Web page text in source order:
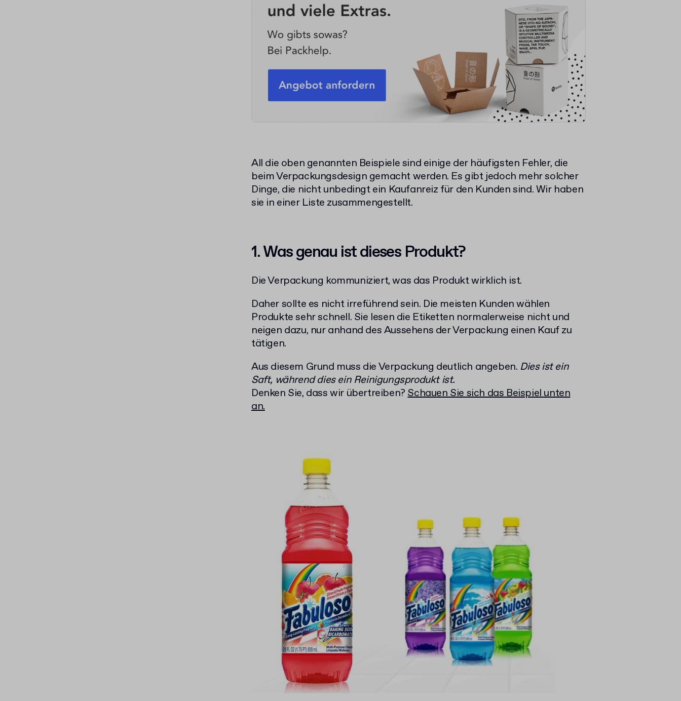
All die oben genannten Beispiele sind einige der häufigsten Fehler, die
beim Verpackungsdesign gemacht werden. Es gibt jedoch mehr solcher
Dinge, die nicht unbedingt ein Kaufanreiz für den Kunden sind. Wir haben
sie in einer Liste zusammengestellt.
1.Was genau ist dieses Produkt?
Die Verpackung kommuniziert, was das Produkt wirklich ist.
Daher sollte es nicht irreführend sein. Die meisten Kunden wählen
Produkte sehr schnell. Sie lesen die Etiketten normalerweise nicht und
neigen dazu, nur anhand des Aussehens der Verpackung einen Kauf zu
tätigen.
Aus diesem Grund muss die Verpackung deutlich angeben. Dies ist ein
Saft, während dies ein Reinigungsprodukt ist.
Denken Sie, dass wir übertreiben?Schauen Sie sich das Beispiel unten
an.